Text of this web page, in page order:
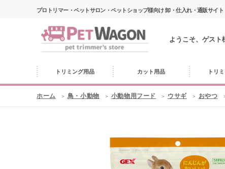
プロトリマー・ペットサロン・ペットショップ様向け 卸・仕入れ・通販サイト
ようこそ、ゲスト
トリミング用品 カット用品 トリ
ホーム 鳥・小動物 小動物用フード ウサギ おやつ